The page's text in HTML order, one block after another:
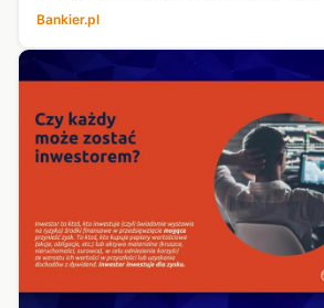
gdzie złoto stanowi największy udział
Światowej Rad...
Bankier.pl